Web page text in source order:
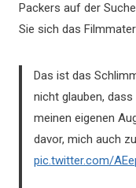
Packers auf der
Sie sich das
Das ist das
nicht glauben,
meinen eigenen
davor, mich auch
pic.twitter.com/